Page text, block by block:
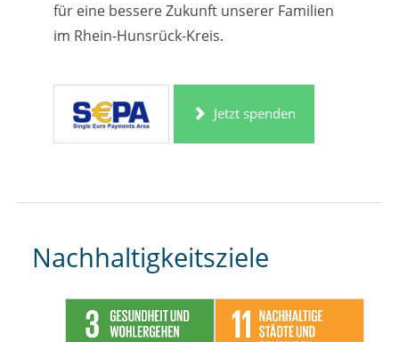
für eine bessere Zukunft unserer Familien
im Rhein-Hunsrück-Kreis.
Jetzt spenden
Nachhaltigkeitsziele